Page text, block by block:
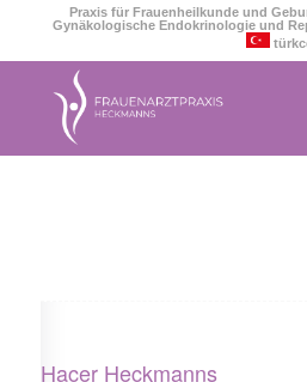
Praxis für Frauenheilkunde und
Gynäkologische Endokrinologie und
Hacer Heckmanns